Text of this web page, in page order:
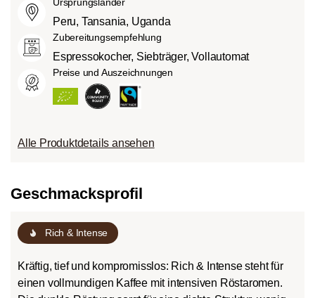
Schokoladig süßer Körper mit
ausgeprägten Röstaromen und
Bitterstoffen bei geringem Säureanteil.
Peru, Tansania, Uganda
Zubereitungsempfehlung
Espressokocher, Siebträger, Vollautomat
Preise und Auszeichnungen
roast
Alle Produktdetails ansehen
Geschmacksprofil
Rich & Intense
Kräftig, tief und kompromisslos: Rich & Intense steht für
einen vollmundigen Kaffee mit intensiven Röstaromen.